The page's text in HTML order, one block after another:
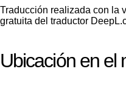
Traducción realizada con la
gratuita del traductor
Ubicación en el
Le
Deje sus datos de